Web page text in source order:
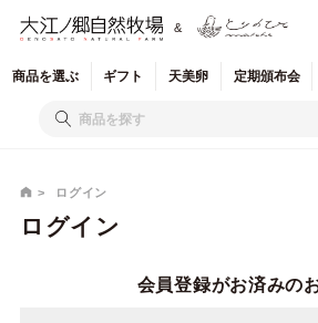
&
商品を選ぶ ギフト 天美卵 定期頒布会
ログイン
ログイン
会員登録がお済みの